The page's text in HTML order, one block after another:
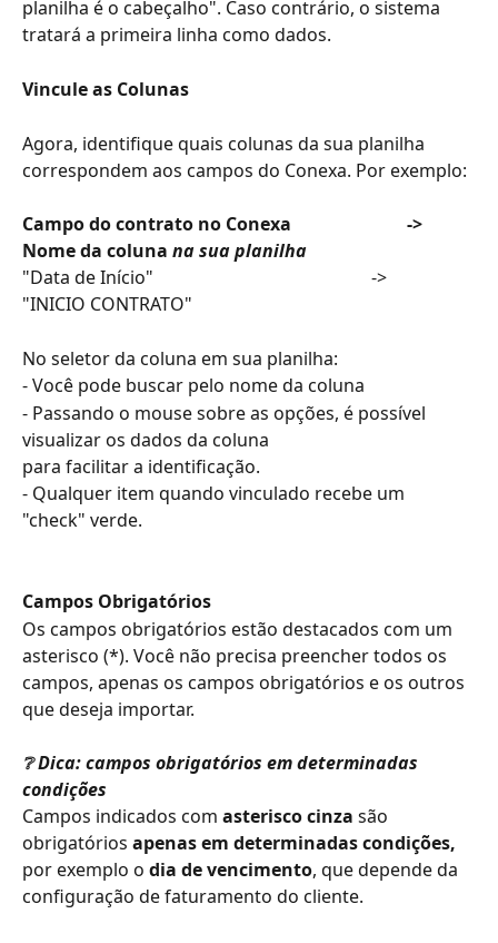
planilha é o cabeçalho". Caso contrário, o sistema
tratará a primeira linha como dados.
Vincule as Colunas
Agora, identifique quais colunas da sua planilha
correspondem aos campos do Conexa. Por exemplo:
Campo do contrato no Conexa                          ->
Nome da coluna na sua planilha
"Data de Início"                                                 ->
"INICIO CONTRATO"
No seletor da coluna em sua planilha:
- Você pode buscar pelo nome da coluna
- Passando o mouse sobre as opções, é possível
visualizar os dados da coluna
para facilitar a identificação.
- Qualquer item quando vinculado recebe um
"check" verde.
Campos Obrigatórios
Os campos obrigatórios estão destacados com um
asterisco (*). Você não precisa preencher todos os
campos, apenas os campos obrigatórios e os outros
que deseja importar.
❔ Dica: campos obrigatórios em determinadas
condições
Campos indicados com asterisco cinza são
obrigatórios apenas em determinadas condições,
por exemplo o dia de vencimento, que depende da
configuração de faturamento do cliente.